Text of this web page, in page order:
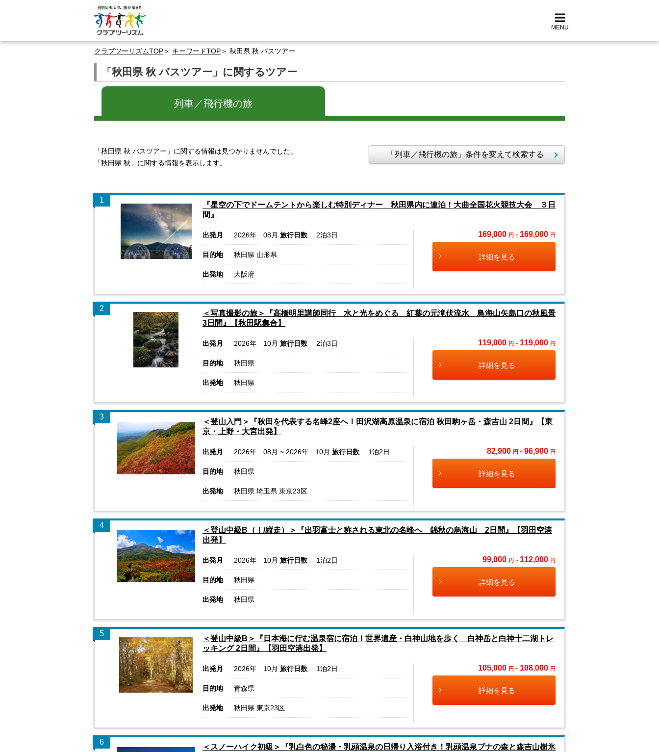
MENU
クラブツーリズムTOP キーワードTOP 秋田県 秋 バスツアー
「秋田県 秋 バスツアー」に関するツアー
列車／飛行機の旅
「秋田県 秋 バスツアー」に関する情報は見つかりませんでした。
「秋田県 秋」に関する情報を表示します。
「列車／飛行機の旅」条件を変えて検索する
1
『星空の下でドームテントから楽しむ特別ディナー 秋田県内に連泊！大曲全国花火競技大会 ３日
間』
出発月 2026年 08月 旅行日数 2泊3日
目的地 秋田県 山形県
出発地 大阪府
169,000 円 ~ 169,000 円
詳細を見る
2
＜写真撮影の旅＞『高橋明里講師同行 水と光をめぐる 紅葉の元滝伏流水 鳥海山矢島口の秋風景
3日間』【秋田駅集合】
出発月 2026年 10月 旅行日数 2泊3日
目的地 秋田県
出発地 秋田県
119,000 円 ~ 119,000 円
詳細を見る
3
＜登山入門＞『秋田を代表する名峰2座へ！田沢湖高原温泉に宿泊 秋田駒ヶ岳・森吉山 2日間』【東
京・上野・大宮出発】
出発月 2026年 08月 ~ 2026年 10月 旅行日数 1泊2日
目的地 秋田県
出発地 秋田県 埼玉県 東京23区
82,900 円 ~ 96,900 円
詳細を見る
4
＜登山中級B（！/縦走）＞『出羽富士と称される東北の名峰へ 錦秋の鳥海山 2日間』【羽田空港
出発】
出発月 2026年 10月 旅行日数 1泊2日
目的地 秋田県
出発地 秋田県
99,000 円 ~ 112,000 円
詳細を見る
5
＜登山中級B＞『日本海に佇む温泉宿に宿泊！世界遺産・白神山地を歩く 白神岳と白神十二湖トレ
ッキング 2日間』【羽田空港出発】
出発月 2026年 10月 旅行日数 1泊2日
目的地 青森県
出発地 秋田県 東京23区
105,000 円 ~ 108,000 円
詳細を見る
6
＜スノーハイク初級＞『乳白色の秘湯・乳頭温泉の日帰り入浴付き！乳頭温泉ブナの森と森吉山樹氷